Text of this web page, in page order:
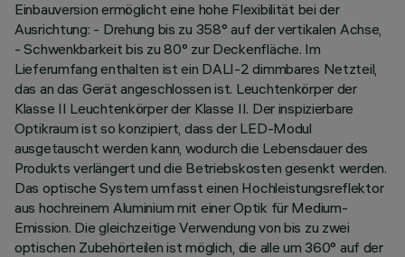
Einbauversion ermöglicht eine hohe Flexibilität bei der
Ausrichtung: - Drehung bis zu 358° auf der vertikalen Achse,
- Schwenkbarkeit bis zu 80° zur Deckenfläche. Im
Lieferumfang enthalten ist ein DALI-2 dimmbares Netzteil,
das an das Gerät angeschlossen ist. Leuchtenkörper der
Klasse II Leuchtenkörper der Klasse II. Der inspizierbare
Optikraum ist so konzipiert, dass der LED-Modul
ausgetauscht werden kann, wodurch die Lebensdauer des
Produkts verlängert und die Betriebskosten gesenkt werden.
Das optische System umfasst einen Hochleistungsreflektor
aus hochreinem Aluminium mit einer Optik für Medium-
Emission. Die gleichzeitige Verwendung von bis zu zwei
optischen Zubehörteilen ist möglich, die alle um 360° auf der